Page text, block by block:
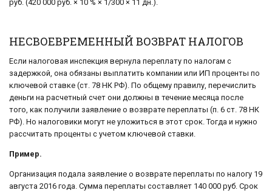
руб. (420 000 руб. × 10 % × 1/300 × 11 дн.).
НЕСВОЕВРЕМЕННЫЙ ВОЗВРАТ НАЛОГОВ
Если налоговая инспекция вернула переплату по налогам с
задержкой, она обязаны выплатить компании или ИП проценты по
ключевой ставке (ст. 78 НК РФ). По общему правилу, перечислить
деньги на расчетный счет они должны в течение месяца после
того, как получили заявление о возврате переплаты (п. 6 ст. 78 НК
РФ). Но налоговики могут не уложиться в этот срок. Тогда и нужно
рассчитать проценты с учетом ключевой ставки.
Пример.
Организация подала заявление о возврате переплаты по налогу 19
августа 2016 года. Сумма переплаты составляет 140 000 руб. Срок